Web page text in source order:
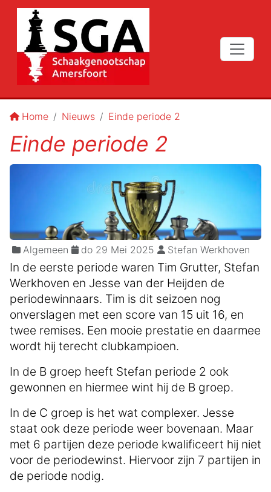
Home Nieuws Einde periode 2
Einde periode 2
Algemeen do 29 Mei 2025 Stefan Werkhoven
In de eerste periode waren Tim Grutter, Stefan
Werkhoven en Jesse van der Heijden de
periodewinnaars. Tim is dit seizoen nog
onverslagen met een score van 15 uit 16, en
twee remises. Een mooie prestatie en daarmee
wordt hij terecht clubkampioen.
In de B groep heeft Stefan periode 2 ook
gewonnen en hiermee wint hij de B groep.
In de C groep is het wat complexer. Jesse
staat ook deze periode weer bovenaan. Maar
met 6 partijen deze periode kwalificeert hij niet
voor de periodewinst. Hiervoor zijn 7 partijen in
de periode nodig.